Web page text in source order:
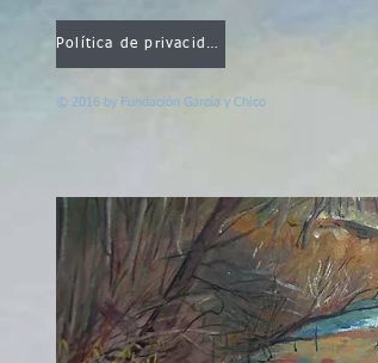
Política de privacidad
© 2016 by Fundación García y Chico
Fundación García y Chico
Tel: (+34) 969-21-23-94